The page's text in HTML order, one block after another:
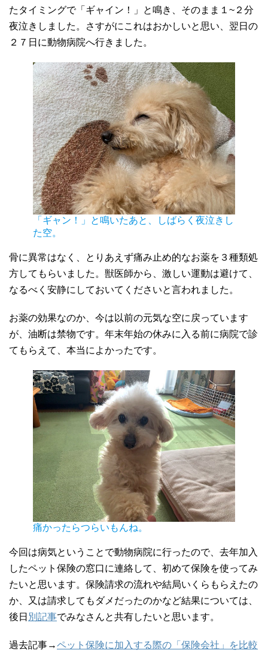
たタイミングで「ギャイン！」と鳴き、そのまま１~２分
夜泣きしました。さすがにこれはおかしいと思い、翌日の
２７日に動物病院へ行きました。
「ギャン！」と鳴いたあと、しばらく夜泣きし
た空。
骨に異常はなく、とりあえず痛み止め的なお薬を３種類処
方してもらいました。獣医師から、激しい運動は避けて、
なるべく安静にしておいてくださいと言われました。
お薬の効果なのか、今は以前の元気な空に戻っています
が、油断は禁物です。年末年始の休みに入る前に病院で診
てもらえて、本当によかったです。
痛かったらつらいもんね。
今回は病気ということで動物病院に行ったので、去年加入
したペット保険の窓口に連絡して、初めて保険を使ってみ
たいと思います。保険請求の流れや結局いくらもらえたの
か、又は請求してもダメだったのかなど結果については、
後日 別記事でみなさんと共有したいと思います。
過去記事→ペット保険に加入する際の「保険会社」を比較